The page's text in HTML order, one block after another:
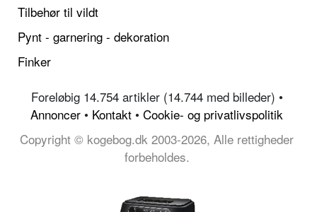
Tilbehør til vildt
Pynt - garnering - dekoration
Finker
Foreløbig 14.754 artikler (14.744 med billeder) •
Annoncer • Kontakt • Cookie- og privatlivspolitik
Copyright © kogebog.dk 2003-2026, Alle rettigheder
forbeholdes.